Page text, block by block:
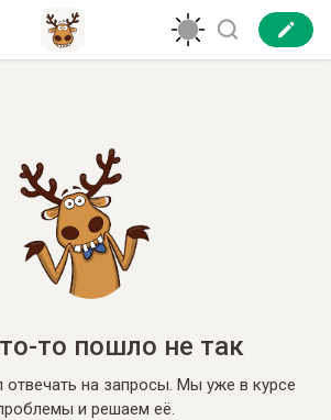
то пошло не так
отвечать на запросы. Мы уже в курсе
и решаем её.